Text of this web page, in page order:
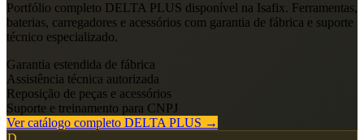
Portfólio completo DELTA PLUS disponível na Isafix. Ferramentas,
baterias, carregadores e acessórios com garantia de fábrica e suporte
técnico especializado.
Garantia estendida de fábrica
Assistência técnica autorizada
Reposição de peças e acessórios
Suporte e treinamento para CNPJ
Ver catálogo completo DELTA PLUS →